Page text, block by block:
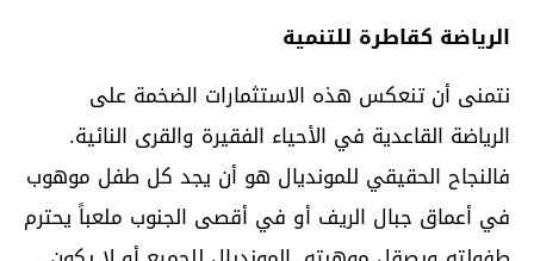
الرياضة كقاطرة للتنمية
نتمنى أن تنعكس هذه الاستثمارات الضخمة على
الرياضة القاعدية في الأحياء الفقيرة والقرى النائية.
فالنجاح الحقيقي للمونديال هو أن يجد كل طفل موهوب
في أعماق جبال الريف أو في أقصى الجنوب ملعباً يحترم